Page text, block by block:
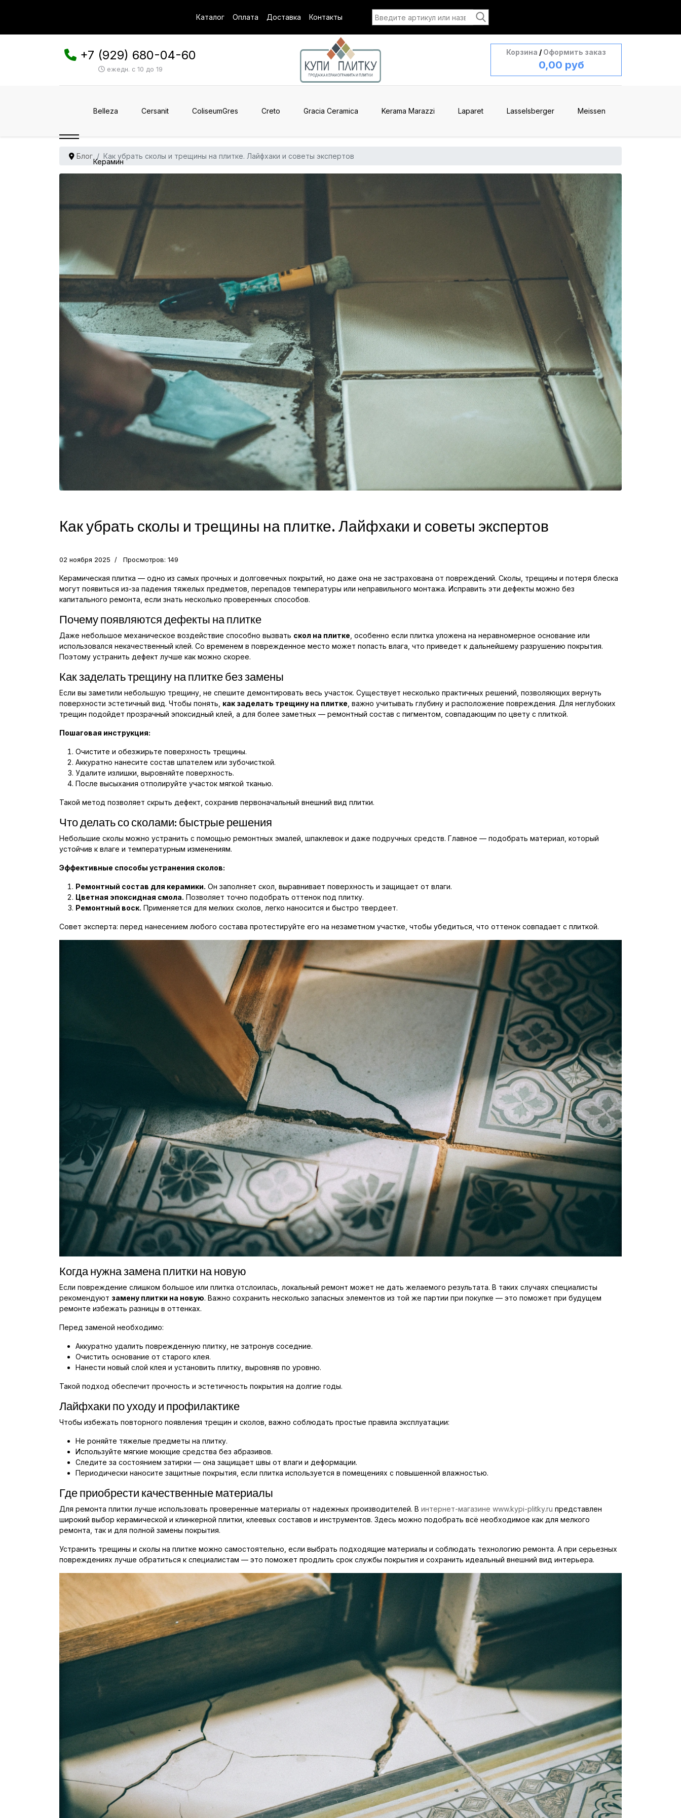
Каталог Оплата Доставка Контакты
+7 (929) 680-04-60
ежедн. с 10 до 19
Корзина / Оформить заказ
0,00 руб
Belleza Cersanit ColiseumGres Creto Gracia Ceramica Kerama Marazzi Laparet Lasselsberger Meissen
Керамин
Блог Как убрать сколы и трещины на плитке. Лайфхаки и советы экспертов
Как убрать сколы и трещины на плитке. Лайфхаки и советы экспертов
02 ноября 2025 Просмотров: 149
Керамическая плитка — одно из самых прочных и долговечных покрытий, но даже она не застрахована от повреждений. Сколы, трещины и потеря блеска
могут появиться из-за падения тяжелых предметов, перепадов температуры или неправильного монтажа. Исправить эти дефекты можно без
капитального ремонта, если знать несколько проверенных способов.
Почему появляются дефекты на плитке
Даже небольшое механическое воздействие способно вызвать скол на плитке , особенно если плитка уложена на неравномерное основание или
использовался некачественный клей. Со временем в поврежденное место может попасть влага, что приведет к дальнейшему разрушению покрытия.
Поэтому устранить дефект лучше как можно скорее.
Как заделать трещину на плитке без замены
Если вы заметили небольшую трещину, не спешите демонтировать весь участок. Существует несколько практичных решений, позволяющих вернуть
поверхности эстетичный вид. Чтобы понять, как заделать трещину на плитке , важно учитывать глубину и расположение повреждения. Для неглубоких
трещин подойдет прозрачный эпоксидный клей, а для более заметных — ремонтный состав с пигментом, совпадающим по цвету с плиткой.
Пошаговая инструкция:
Очистите и обезжирьте поверхность трещины.
Аккуратно нанесите состав шпателем или зубочисткой.
Удалите излишки, выровняйте поверхность.
После высыхания отполируйте участок мягкой тканью.
Такой метод позволяет скрыть дефект, сохранив первоначальный внешний вид плитки.
Что делать со сколами: быстрые решения
Небольшие сколы можно устранить с помощью ремонтных эмалей, шпаклевок и даже подручных средств. Главное — подобрать материал, который
устойчив к влаге и температурным изменениям.
Эффективные способы устранения сколов:
Ремонтный состав для керамики. Он заполняет скол, выравнивает поверхность и защищает от влаги.
Цветная эпоксидная смола. Позволяет точно подобрать оттенок под плитку.
Ремонтный воск. Применяется для мелких сколов, легко наносится и быстро твердеет.
Совет эксперта: перед нанесением любого состава протестируйте его на незаметном участке, чтобы убедиться, что оттенок совпадает с плиткой.
Когда нужна замена плитки на новую
Если повреждение слишком большое или плитка отслоилась, локальный ремонт может не дать желаемого результата. В таких случаях специалисты
рекомендуют замену плитки на новую. Важно сохранить несколько запасных элементов из той же партии при покупке — это поможет при будущем
ремонте избежать разницы в оттенках.
Перед заменой необходимо:
Аккуратно удалить поврежденную плитку, не затронув соседние.
Очистить основание от старого клея.
Нанести новый слой клея и установить плитку, выровняв по уровню.
Такой подход обеспечит прочность и эстетичность покрытия на долгие годы.
Лайфхаки по уходу и профилактике
Чтобы избежать повторного появления трещин и сколов, важно соблюдать простые правила эксплуатации:
Не роняйте тяжелые предметы на плитку.
Используйте мягкие моющие средства без абразивов.
Следите за состоянием затирки — она защищает швы от влаги и деформации.
Периодически наносите защитные покрытия, если плитка используется в помещениях с повышенной влажностью.
Где приобрести качественные материалы
Для ремонта плитки лучше использовать проверенные материалы от надежных производителей. В интернет-магазине www.kypi-plitky.ru представлен
широкий выбор керамической и клинкерной плитки, клеевых составов и инструментов. Здесь можно подобрать всё необходимое как для мелкого
ремонта, так и для полной замены покрытия.
Устранить трещины и сколы на плитке можно самостоятельно, если выбрать подходящие материалы и соблюдать технологию ремонта. А при серьезных
повреждениях лучше обратиться к специалистам — это поможет продлить срок службы покрытия и сохранить идеальный внешний вид интерьера.